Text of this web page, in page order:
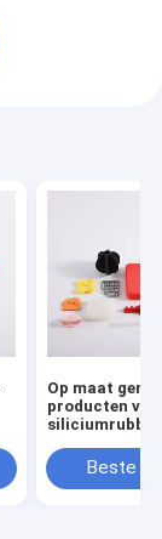
Op maat
producten van
siliciumrubber
Beste